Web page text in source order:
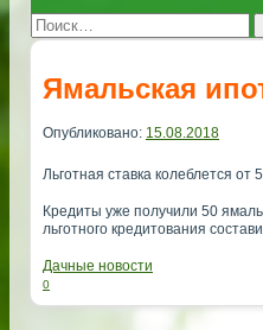
Ямальская
Опубликовано: 15.08.2018
Льготная ставка колеблется от
Кредиты уже получили 50
льготного кредитования
Дачные новости
0